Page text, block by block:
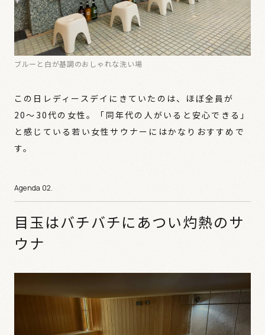
ブルーと白が基調のおしゃれな洗い場
この日レディースデイにきていたのは、ほぼ全員が
20〜30代の女性。「同年代の人がいると安心できる」
と感じている若い女性サウナーにはかなりおすすめで
す。
目玉はバチバチにあつい灼熱のサ
ウナ